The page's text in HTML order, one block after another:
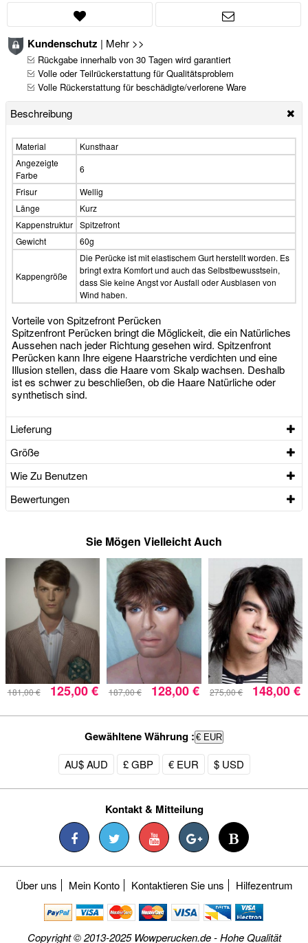
Kundenschutz | Mehr >>
Rückgabe innerhalb von 30 Tagen wird garantiert
Volle oder Teilrückerstattung für Qualitätsproblem
Volle Rückerstattung für beschädigte/verlorene Ware
Beschreibung
Material
Kunsthaar
Angezeigte
Farbe
6
Frisur
Wellig
Länge
Kurz
Kappenstruktur Spitzefront
Gewicht
60g
Kappengröße
Die Perücke ist mit elastischem Gurt herstellt worden. Es
bringt extra Komfort und auch das Selbstbewusstsein,
dass Sie keine Angst vor Ausfall oder Ausblasen von
Wind haben.
Vorteile von Spitzefront Perücken
Spitzenfront Perücken bringt die Möglickeit, die ein Natürliches
Aussehen nach jeder Richtung gesehen wird. Spitzenfront
Perücken kann Ihre eigene Haarstriche verdichten und eine
Illusion stellen, dass die Haare vom Skalp wachsen. Deshalb
ist es schwer zu beschließen, ob die Haare Natürliche oder
synthetisch sind.
Lieferung
Größe
Wie Zu Benutzen
Bewertungen
Sie Mögen Vielleicht Auch
181,00 € 125,00 € 187,00 € 128,00 € 275,00 € 148,00 €
Gewähltene Währung : € EUR
AU$ AUD £ GBP € EUR $ USD
Kontakt & Mitteilung
Über uns Mein Konto Kontaktieren Sie uns Hilfezentrum
Copyright © 2013-2025 Wowperucken.de - Hohe Qualität